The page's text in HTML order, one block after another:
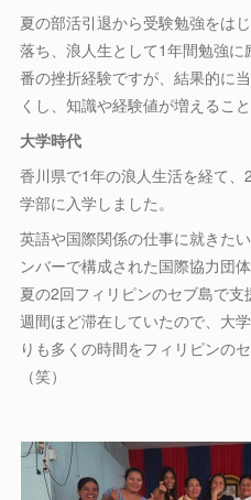
夏の部活引退から受験勉強をは
落ち、浪人生として1年間勉強
番の挫折経験ですが、結果的に
くし、知識や経験値が増えるこ
大学時代
香川県で1年の浪人生活を経て
学部に入学しました。
英語や国際関係の仕事に就きた
ンバーで構成された国際協力団
夏の2回フィリピンのセブ島で
週間ほど滞在していたので、大
りも多くの時間をフィリピンの
（笑）